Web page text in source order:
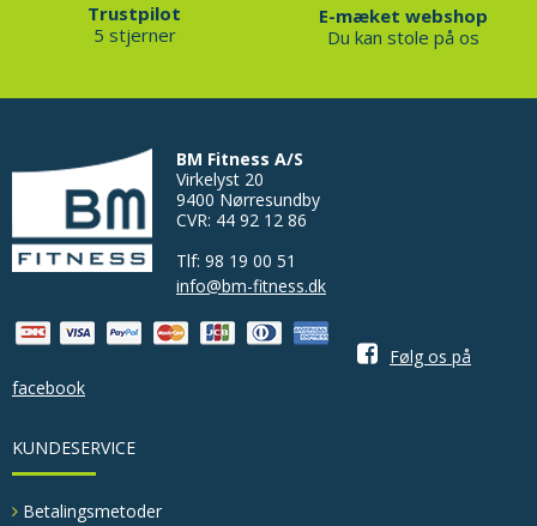
Trustpilot
5 stjerner
E-mæket webshop
Du kan stole på os
BM Fitness A/S
Virkelyst 20
9400 Nørresundby
CVR: 44 92 12 86
Tlf: 98 19 00 51
info@bm-fitness.dk
Følg os på
facebook
KUNDESERVICE
Betalingsmetoder